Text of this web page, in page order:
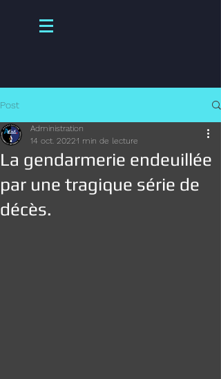
Post
La gendarmerie endeuillée
par une tragique série de
décès.
Administration
14 oct. 20221 min de lecture